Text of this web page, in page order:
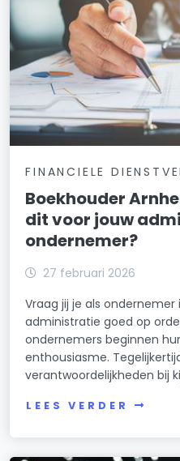
FINANCIELE
Boekhouder
dit voor jouw
ondernemer?
27 februari 2026
Vraag jij je als
administratie goed op orde
ondernemers beginnen
enthousiasme.
verantwoordelijkheden bij
LEES VERDER